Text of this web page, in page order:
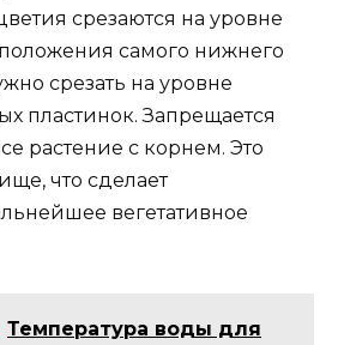
срезаются на уровне
самого нижнего
срезать на уровне
пластинок. Запрещается
растение с корнем. Это
что сделает
вегетативное
Температура воды для